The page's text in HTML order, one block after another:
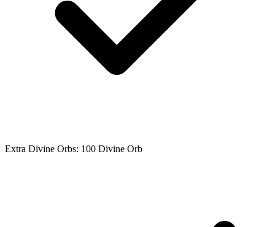
Extra Divine Orbs: 100 Divine Orb